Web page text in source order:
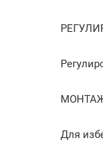
Для